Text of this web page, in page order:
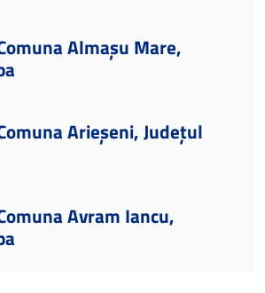
Almașu Mare,
Arieșeni, Județul
Avram Iancu,